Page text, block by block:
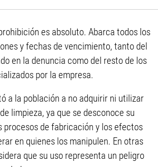
es absoluto. Abarca todos los
y fechas de vencimiento, tanto del
en la denuncia como del resto de los
por la empresa.
a la población a no adquirir ni utilizar
limpieza, ya que se desconoce su
procesos de fabricación y los efectos
en quienes los manipulen. En otras
que su uso representa un peligro